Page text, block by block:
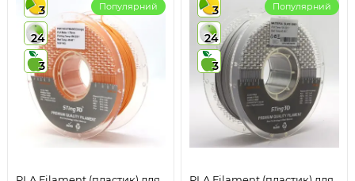
3
24
3
Популярний
3
24
3
Популярний